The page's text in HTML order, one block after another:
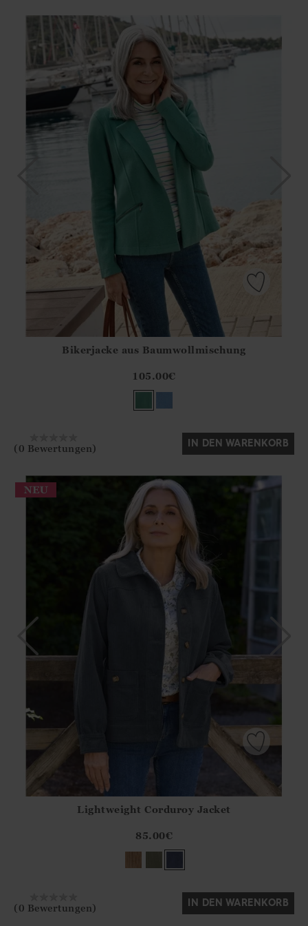
?? ""
Ja Nein
Bikerjacke aus Baumwollmischung
105.00€
(0 Bewertungen) IN DEN WARENKORB
?? ""
Ja Nein
Lightweight Corduroy Jacket
85.00€
(0 Bewertungen) IN DEN WARENKORB